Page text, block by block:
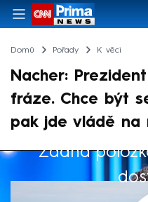
Domů Pořady K věci
Nacher:
fráze. Chce být
pak jde vládě na
Žádná
Výběr redakce